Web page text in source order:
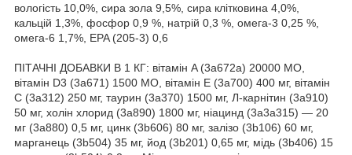
вологість 10,0%, сира зола 9,5%, сира клітковина 4,0%,
кальцій 1,3%, фосфор 0,9 %, натрій 0,3 %, омега-3 0,25 %,
омега-6 1,7%, EPA (205-3) 0,6
ПІТАЧНІ ДОБАВКИ В 1 КГ: вітамін A (3a672a) 20000 МО,
вітамін D3 (3a671) 1500 МО, вітамін E (3a700) 400 мг, вітамін
C (3a312) 250 мг, таурин (3a370) 1500 мг, Л-карнітин (3a910)
50 мг, холін хлорид (3a890) 1800 мг, ніацинд (3a3a315) — 20
мг (3a880) 0,5 мг, цинк (3b606) 80 мг, залізо (3b106) 60 мг,
марганець (3b504) 35 мг, йод (3b201) 0,65 мг, мідь (3b406) 15